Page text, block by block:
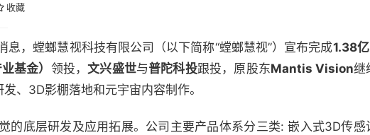
收藏
，螳螂慧视科技有限公司（以下简称“螳螂慧视”）宣布完成1.38
基金） 领投，文兴盛世与普陀科投跟投，原股东Mantis Vision继
、3D影棚落地和元宇宙内容制作。
的底层研发及应用拓展。公司主要产品体系分三类: 嵌入式3D传感